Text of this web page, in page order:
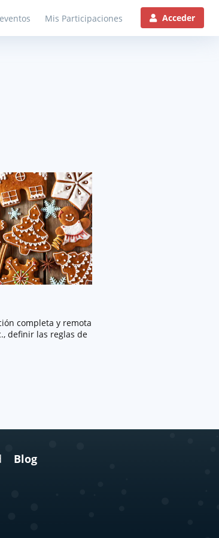
Mis Participaciones Acceder
completa y remota
definir las reglas de
Blog